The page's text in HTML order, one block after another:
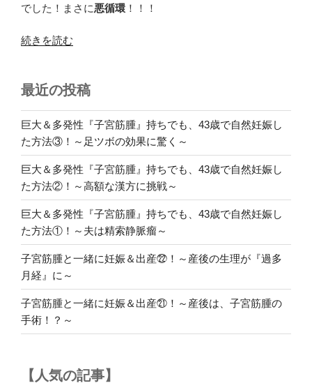
でした！まさに悪循環 ！！！
“子
腫
一
緒
に
妊
娠
＆
出
⑤！
～
子
宮
筋
続きを読む
最近の投稿
巨大＆多発性『子宮筋腫』持ちでも、43歳で自然妊娠し
た方法③！～足ツボの効果に驚く～
巨大＆多発性『子宮筋腫』持ちでも、43歳で自然妊娠し
た方法②！～高額な漢方に挑戦～
巨大＆多発性『子宮筋腫』持ちでも、43歳で自然妊娠し
た方法①！～夫は精索静脈瘤～
子宮筋腫と一緒に妊娠＆出産㉒！～産後の生理が『過多
月経』に～
子宮筋腫と一緒に妊娠＆出産㉑！～産後は、子宮筋腫の
手術！？～
【人気の記事】